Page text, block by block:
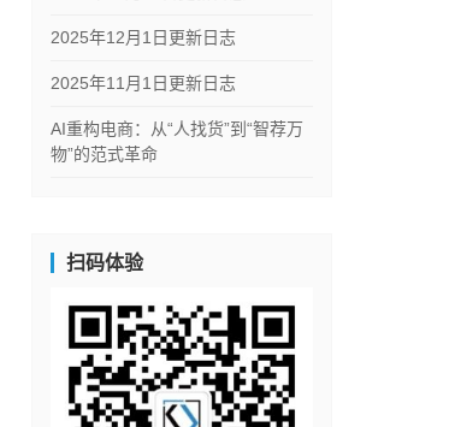
2025年12月1日更新日志
2025年11月1日更新日志
AI重构电商：从“人找货”到“智荐万
物”的范式革命
扫码体验